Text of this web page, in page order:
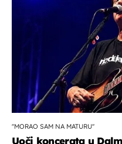
''MORAO SAM NA MATURU''
Uoči koncerata u